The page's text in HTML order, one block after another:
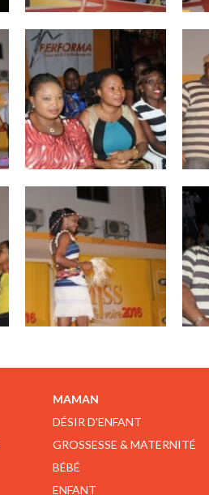
MAMAN
DÉSIR D'ENFANT
GROSSESSE & MATERNITÉ
BÉBÉ
ENFANT